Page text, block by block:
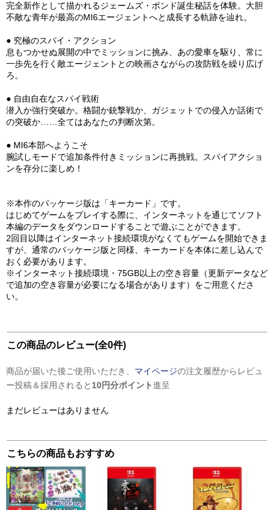
完全新作として描かれるジェームズ・ボンド誕生秘話を体験。大胆
不敵な青年が最高のMI6エージェントへと成長する軌跡を辿れ。
● 究極のスパイ・アクション
息もつかせぬ展開の中でミッションに挑み、あの愛車を駆り、常に
一歩先を行く敵エージェントとの映画さながらの攻防戦を繰り広げ
ろ。
● 自由自在なスパイ戦術
潜入か強行突破か。格闘か銃撃戦か、ガジェットでの侵入か話術で
の突破か……全てはあなたの判断次第。
● MI6本部へようこそ
腕試しモードで追加条件付きミッションに再挑戦。スパイアクショ
ンを存分に楽しめ！
※本作のパッケージ版は「キーカード」です。
はじめてゲームをプレイする際に、インターネットを通じてソフト
本編のデータをダウンロードすることで遊ぶことができます。
2回目以降はインターネット接続環境がなくてもゲームを開始できま
すが、通常のパッケージ版と同様、キーカードを本体に差し込んで
おく必要があります。
※インターネット接続環境・75GB以上の空き容量（更新データなど
で追加の空き容量が必要になる場合があります）をご用意くださ
い。
この商品のレビュー(全0件)
商品が届いた後ご使用いただき、 マイページの注文履歴からレビュ
ー投稿＆採用されると 10円分ポイント進呈
まだレビューはありません
こちらの商品もおすすめ